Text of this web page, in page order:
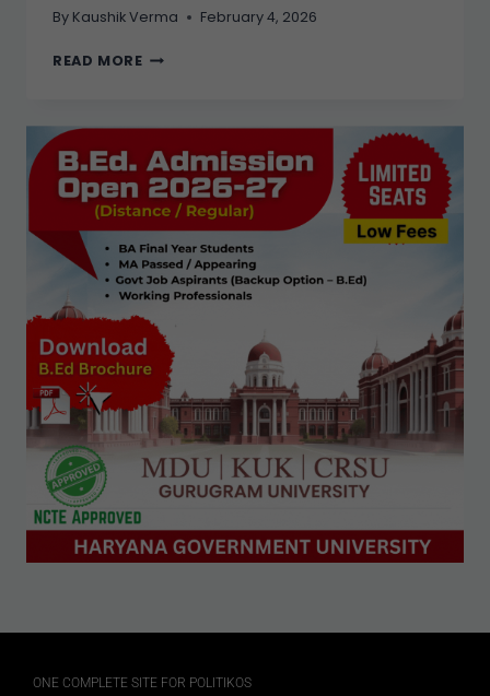
By Kaushik Verma February 4, 2026
READ MORE
ONE COMPLETE SITE FOR POLITIKOS